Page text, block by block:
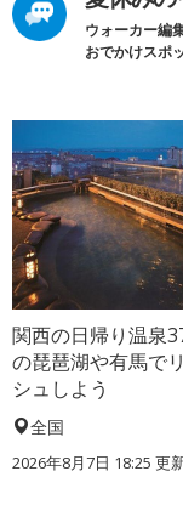
ウォーカー編
おでかけスポ
関西の日帰り温泉
の琵琶湖や有馬で
シュしよう
全国
2026年8月7日 18:25 更